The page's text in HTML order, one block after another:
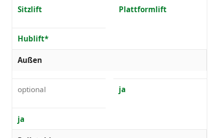
Sitzlift Plattformlift
Hublift*
Außen
optional ja
ja